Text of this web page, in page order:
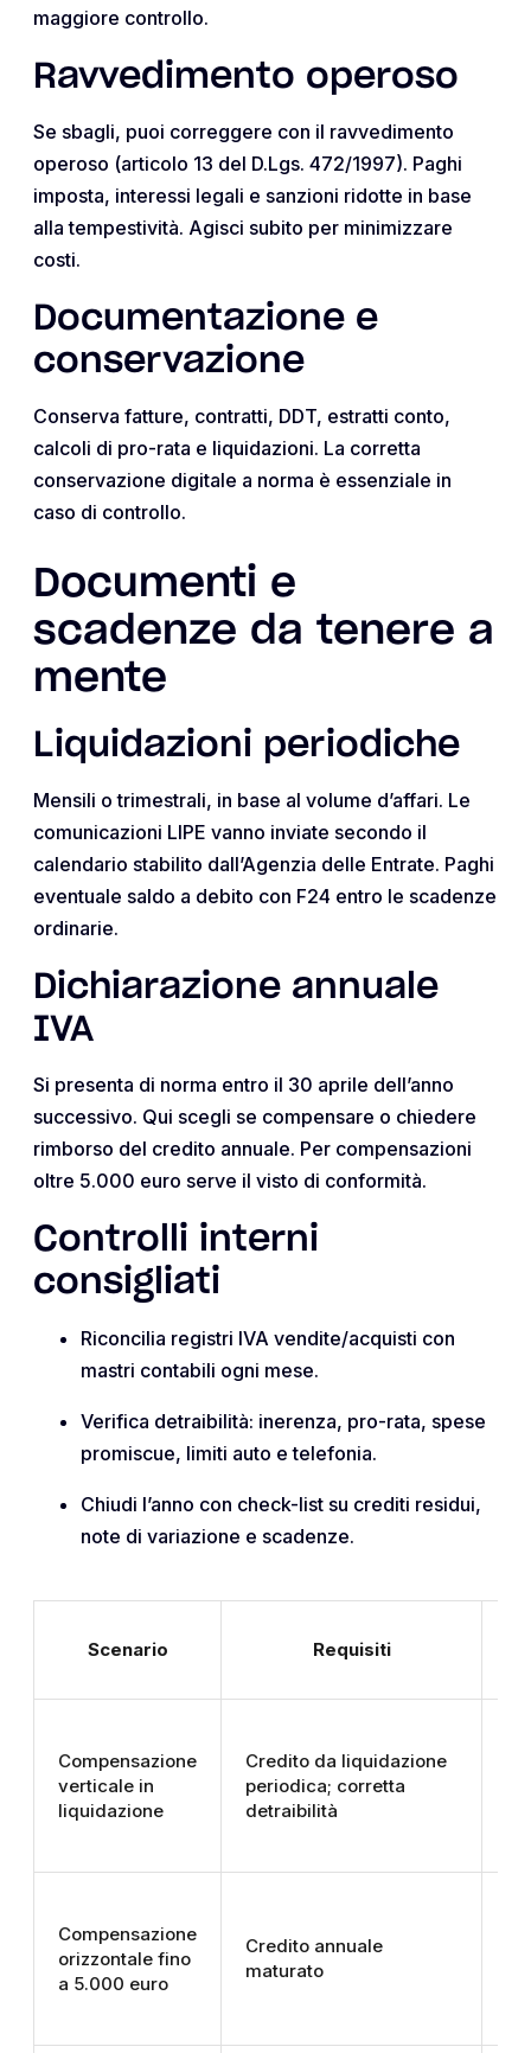
maggiore controllo.
Ravvedimento operoso
Se sbagli, puoi correggere con il ravvedimento
operoso (articolo 13 del D.Lgs. 472/1997). Paghi
imposta, interessi legali e sanzioni ridotte in base
alla tempestività. Agisci subito per minimizzare
costi.
Documentazione e
conservazione
Conserva fatture, contratti, DDT, estratti conto,
calcoli di pro-rata e liquidazioni. La corretta
conservazione digitale a norma è essenziale in
caso di controllo.
Documenti e
scadenze da tenere a
mente
Liquidazioni periodiche
Mensili o trimestrali, in base al volume d’affari. Le
comunicazioni LIPE vanno inviate secondo il
calendario stabilito dall’Agenzia delle Entrate. Paghi
eventuale saldo a debito con F24 entro le scadenze
ordinarie.
Dichiarazione annuale
IVA
Si presenta di norma entro il 30 aprile dell’anno
successivo. Qui scegli se compensare o chiedere
rimborso del credito annuale. Per compensazioni
oltre 5.000 euro serve il visto di conformità.
Controlli interni
consigliati
Riconcilia registri IVA vendite/acquisti con
mastri contabili ogni mese.
Verifica detraibilità: inerenza, pro-rata, spese
promiscue, limiti auto e telefonia.
Chiudi l’anno con check-list su crediti residui,
note di variazione e scadenze.
Scenario Requisiti
Compensazione
verticale in
liquidazione
Credito da liquidazione
periodica; corretta
detraibilità
Compensazione
orizzontale fino
a 5.000 euro
Credito annuale
maturato